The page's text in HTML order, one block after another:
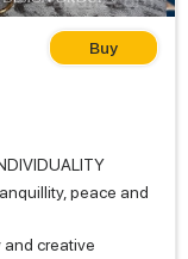
Buy
peace and
and creative